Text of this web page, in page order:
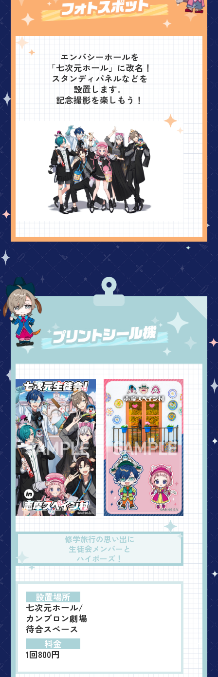
エンバシーホールを
「七次元ホール」に改名！
スタンディパネルなどを
設置します。
記念撮影を楽しもう！
修学旅行の思い出に
生徒会メンバーと
ハイポーズ！
設置場所
七次元ホール/
カンブロン劇場
待合スペース
料金
1回800円